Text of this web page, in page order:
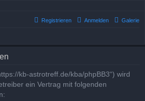
Galerie
Anmelden
Registrieren
kb-astrotreff.de/kba/phpBB3“) wird
ein Vertrag mit folgenden